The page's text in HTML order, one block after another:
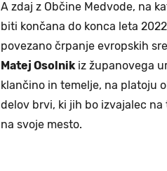
A zdaj z Občine Medvode, na
biti končana do konca leta
povezano črpanje evropskih
Matej Osolnikiz županovega
klančino in temelje, na platoju
delov brvi, ki jih bo izvajalec
na svoje mesto.